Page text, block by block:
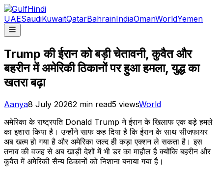
UAESaudiKuwaitQatarBahrainIndiaOmanWorldYemen
Trump की ईरान को बड़ी चेतावनी, कुवैत और
बहरीन में अमेरिकी ठिकानों पर हुआ हमला, युद्ध का
खतरा बढ़ा
Aanya8 July 20262 min read5 viewsWorld
अमेरिका के राष्ट्रपति Donald Trump ने ईरान के खिलाफ एक बड़े हमले
का इशारा किया है। उन्होंने साफ कह दिया है कि ईरान के साथ सीजफायर
अब खत्म हो गया है और अमेरिका जल्द ही कड़ा एक्शन ले सकता है। इस
तनाव की वजह से अब खाड़ी देशों में भी डर का माहौल है क्योंकि बहरीन और
कुवैत में अमेरिकी सैन्य ठिकानों को निशाना बनाया गया है।